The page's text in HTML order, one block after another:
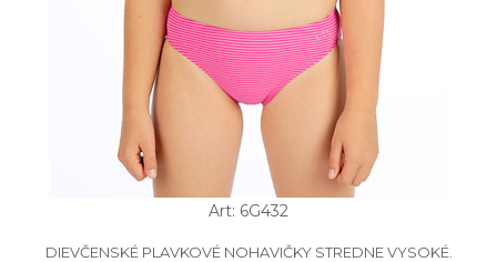
Art: 6G432
DIEVČENSKÉ PLAVKOVÉ NOHAVIČKY STREDNE VYSOKÉ.